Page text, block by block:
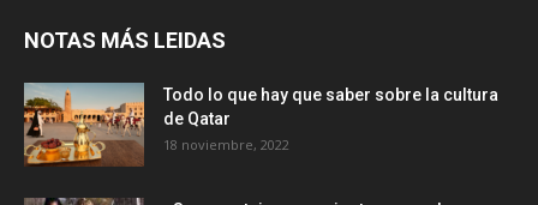
NOTAS MÁS LEIDAS
Todo lo que hay que saber sobre la cultura
de Qatar
18 noviembre, 2022